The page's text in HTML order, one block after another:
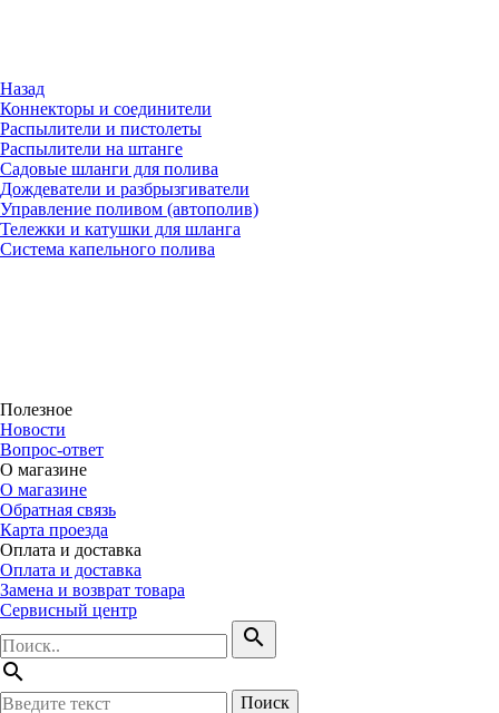
Назад
Коннекторы и соединители
Распылители и пистолеты
Распылители на штанге
Садовые шланги для полива
Дождеватели и разбрызгиватели
Управление поливом (автополив)
Тележки и катушки для шланга
Система капельного полива
Полезное
Новости
Вопрос-ответ
О магазине
О магазине
Обратная связь
Карта проезда
Оплата и доставка
Оплата и доставка
Замена и возврат товара
Сервисный центр
search
search
Поиск